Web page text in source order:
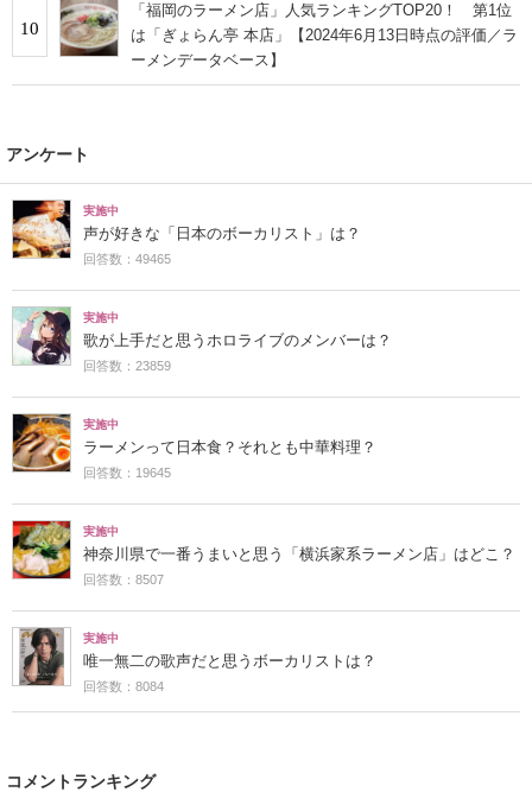
10
「福岡のラーメン店」人気ランキングTOP20！ 第1位
は「ぎょらん亭 本店」【2024年6月13日時点の評価／ラ
ーメンデータベース】
アンケート
実施中
声が好きな「日本のボーカリスト」は？
回答数：49465
実施中
歌が上手だと思うホロライブのメンバーは？
回答数：23859
実施中
ラーメンって日本食？それとも中華料理？
回答数：19645
実施中
神奈川県で一番うまいと思う「横浜家系ラーメン店」はどこ？
回答数：8507
実施中
唯一無二の歌声だと思うボーカリストは？
回答数：8084
コメントランキング